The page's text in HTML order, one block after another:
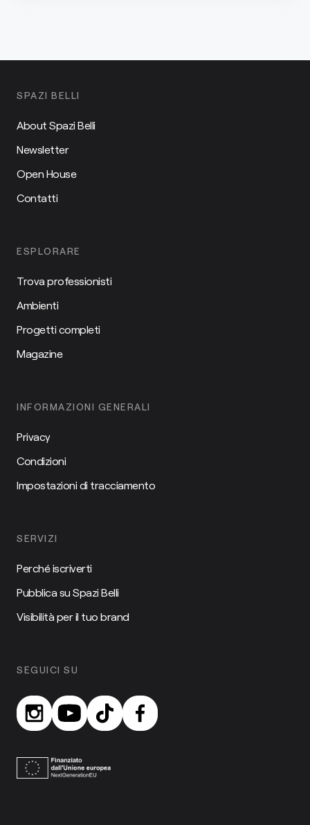
SPAZI BELLI
About Spazi Belli
Newsletter
Open House
Contatti
ESPLORARE
Trova professionisti
Ambienti
Progetti completi
Magazine
INFORMAZIONI GENERALI
Privacy
Condizioni
Impostazioni di tracciamento
SERVIZI
Perché iscriverti
Pubblica su Spazi Belli
Visibilità per il tuo brand
SEGUICI SU